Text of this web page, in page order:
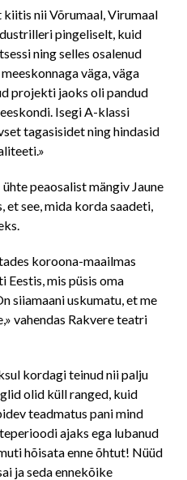
nii Võrumaal, Virumaal
pingeliselt, kuid
ning selles osalenud
väga, väga
projekti jaoks oli pandud
Isegi A-klassi
tagasisidet ning hindasid
peaosalist mängiv Jaune
et see, mida korda saadeti,
koroona-maailmas
Eestis, mis püsis oma
siiamaani uskumatu, et me
vahendas Rakvere teatri
kordagi teinud nii palju
olid küll ranged, kuid
teadmatus pani mind
ajaks ega lubanud
hõisata enne õhtut! Nüüd
ja seda ennekõike